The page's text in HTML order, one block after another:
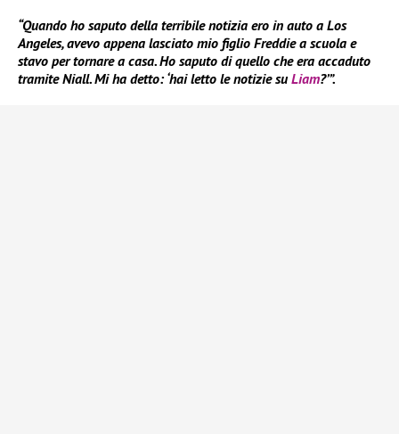
“Quando ho saputo della terribile notizia ero in auto a Los
Angeles, avevo appena lasciato mio figlio Freddie a scuola e
stavo per tornare a casa. Ho saputo di quello che era accaduto
tramite Niall. Mi ha detto: ‘hai letto le notizie suLiam?’”.